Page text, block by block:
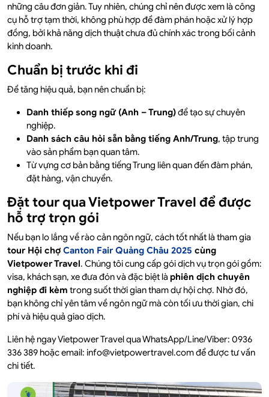
những câu đơn giản. Tuy nhiên, chúng chỉ nên được xem là công
cụ hỗ trợ tạm thời, không phù hợp để đàm phán hoặc xử lý hợp
đồng, bởi khả năng dịch thuật chưa đủ chính xác trong bối cảnh
kinh doanh.
Chuẩn bị trước khi đi
Để tăng hiệu quả, bạn nên chuẩn bị:
Danh thiếp song ngữ (Anh – Trung)để tạo sự chuyên
nghiệp.
Danh sách câu hỏi sẵn bằng tiếng Anh/Trung, tập trung
vào sản phẩm bạn quan tâm.
Từ vựng cơ bản bằng tiếng Trung liên quan đến đàm phán,
đặt hàng, vận chuyển.
Đặt tour qua Vietpower Travel để được
hỗ trợ trọn gói
Nếu bạn lo lắng về rào cản ngôn ngữ, cách tốt nhất là tham gia
tour Hội chợ Canton Fair Quảng Châu 2025 cùng
Vietpower Travel. Chúng tôi cung cấp gói dịch vụ trọn gói gồm:
visa, khách sạn, xe đưa đón và đặc biệt làphiên dịch chuyên
nghiệp đi kèm trong suốt thời gian tham dự hội chợ. Nhờ đó,
bạn không chỉ yên tâm về ngôn ngữ mà còn tối ưu thời gian, chi
phí và hiệu quả giao dịch.
Liên hệ ngay Vietpower Travel qua WhatsApp/Line/Viber: 0936
336 389 hoặc email: info@vietpowertravel.com để được tư vấn
chi tiết.